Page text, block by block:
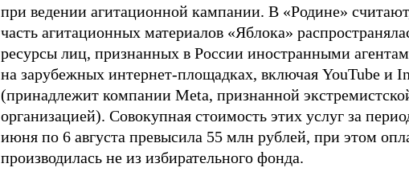
при ведении агитационной кампании. В «Родине»
часть агитационных материалов «Яблока»
ресурсы лиц, признанных в России иностранными
на зарубежных интернет-площадках, включая YouTube и
(принадлежит компании Meta, признанной
организацией). Совокупная стоимость этих услуг за
июня по 6 августа превысила 55 млн рублей, при этом
производилась не из избирательного фонда.